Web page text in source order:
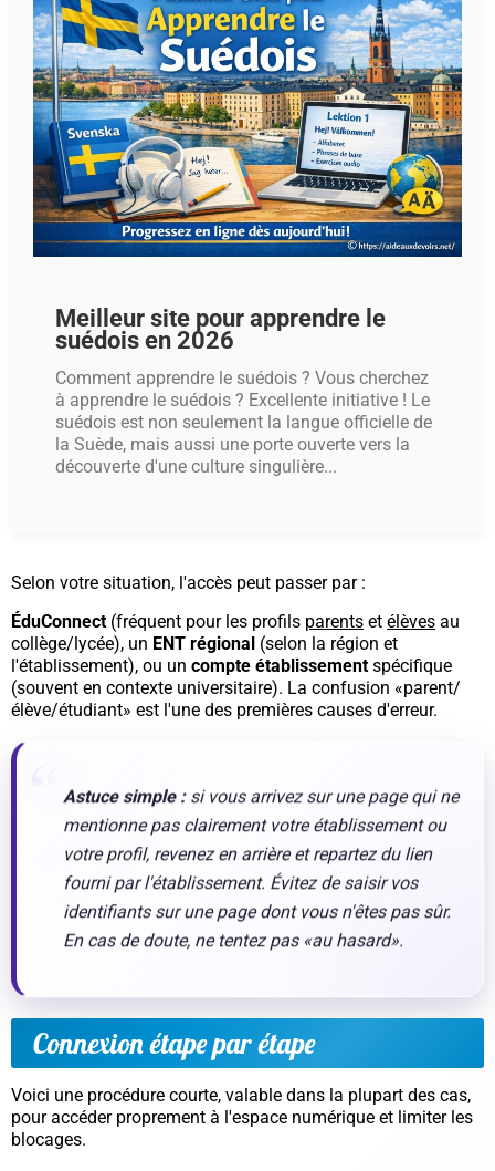
Meilleur site pour apprendre le
suédois en 2026
Comment apprendre le suédois ? Vous cherchez
à apprendre le suédois ? Excellente initiative ! Le
suédois est non seulement la langue officielle de
la Suède, mais aussi une porte ouverte vers la
découverte d'une culture singulière...
Selon votre situation, l'accès peut passer par :
ÉduConnect (fréquent pour les profils parents et élèves au
collège/lycée), un ENT régional (selon la région et
l'établissement), ou un compte établissement spécifique
(souvent en contexte universitaire). La confusion «parent/
élève/étudiant» est l'une des premières causes d'erreur.
Astuce simple :si vous arrivez sur une page qui ne
mentionne pas clairement votre établissement ou
votre profil, revenez en arrière et repartez du lien
fourni par l'établissement. Évitez de saisir vos
identifiants sur une page dont vous n'êtes pas sûr.
En cas de doute, ne tentez pas«au hasard».
Connexion étape par étape
Voici une procédure courte, valable dans la plupart des cas,
pour accéder proprement à l'espace numérique et limiter les
blocages.